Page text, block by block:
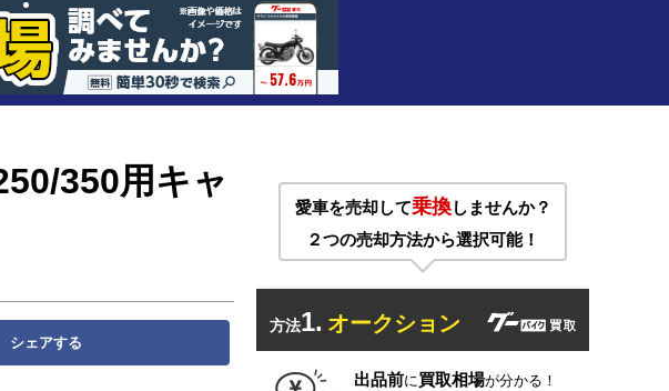
ドルバイク
キ
トピックス
一覧
ホンダ
ヤマハ
スズキ
カワサキ
ハーレーダ
ビッドソン
BMW
ドゥカティ
トライアン
フ
局
350用キャ
シェアする
愛車を売却して乗換しませんか？
２つの売却方法から選択可能！
方法1. オークション
出品前に買取相場が分かる！